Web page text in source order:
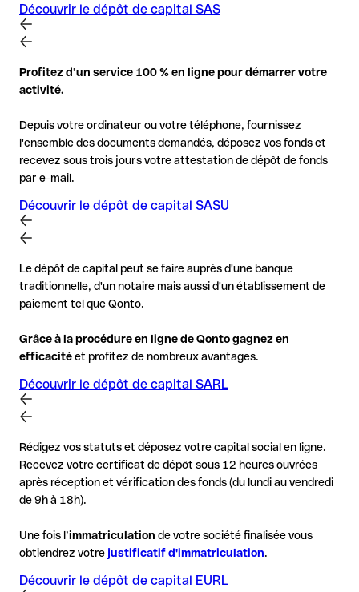
Découvrir le dépôt de capital SAS
Profitez d’un service 100 % en ligne pour démarrer votre
activité.
Depuis votre ordinateur ou votre téléphone, fournissez
l'ensemble des documents demandés, déposez vos fonds et
recevez sous trois jours votre attestation de dépôt de fonds
par e-mail.
Découvrir le dépôt de capital SASU
Le dépôt de capital peut se faire auprès d'une banque
traditionnelle, d'un notaire mais aussi d'un établissement de
paiement tel que Qonto.
Grâce à la procédure en ligne de Qonto gagnez en
efficacitéet profitez de nombreux avantages.
Découvrir le dépôt de capital SARL
Rédigez vos statuts et déposez votre capital social en ligne.
Recevez votre certificat de dépôt sous 12 heures ouvrées
après réception et vérification des fonds (du lundi au vendredi
de 9h à 18h).
Une fois l’immatriculation de votre société finalisée vous
obtiendrez votre justificatif d'immatriculation.
Découvrir le dépôt de capital EURL